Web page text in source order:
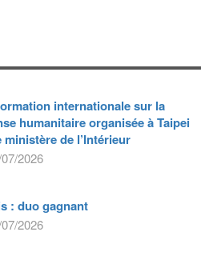
internationale sur la
humanitaire organisée à Taipei
ministère de l’Intérieur
2026
: duo gagnant
2026